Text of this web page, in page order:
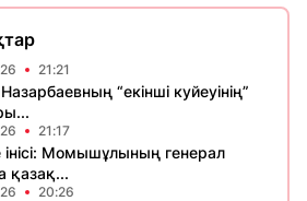
21:21
“екінші куйеуінің”
21:17
Момышұлының генерал
қазақ...
20:26